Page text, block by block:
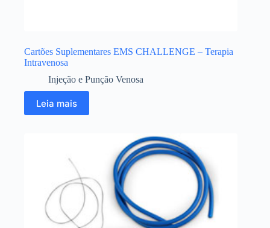
Cartões Suplementares EMS CHALLENGE – Terapia
Intravenosa
Injeção e Punção Venosa
Leia mais